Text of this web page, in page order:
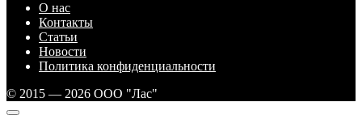
О нас
Контакты
Статьи
Новости
Политика конфиденциальности
© 2015 — 2026 ООО "Лас"